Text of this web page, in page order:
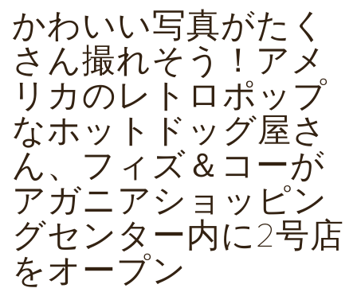
かわいい写真がたく
さん撮れそう！アメ
リカのレトロポップ
なホットドッグ屋さ
ん、フィズ＆コーが
アガニアショッピン
グセンター内に2号店
をオープン